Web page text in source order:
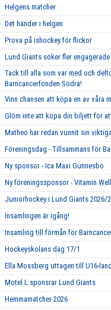
Helgens matcher
Det händer i helgen
Prova på ishockey för flickor
Lund Giants söker fler
Tack till alla som var med och
Barncancerfonden Södra!
Vinn chansen att köpa en av våra
Glöm inte att köpa din biljett för
Matheo har redan vunnit sin
Föreningsdag - Tillsammans för
Ny sponsor - Ica Maxi Gunnesbo
Ny föreningssponsor - Vitamin Well
Juniorhockey i Lund Giants 2026/
Insamlingen är igång!
Insamling till förmån för
Hockeyskolans dag 17/1
Ella Mossberg uttagen till U16-
Motel L sponsrar Lund Giants
Hemmamatcher 2026